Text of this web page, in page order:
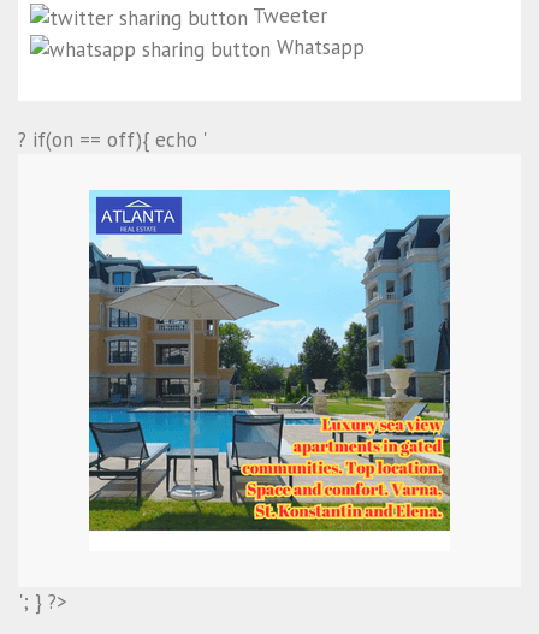
Tweeter
Whatsapp
? if(on == off){ echo '
'; } ?>